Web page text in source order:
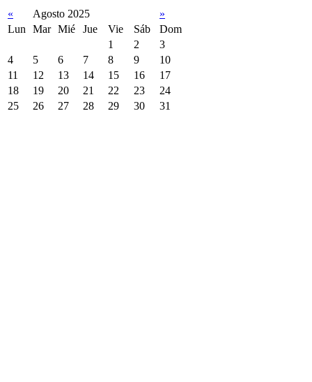
« Agosto 2025
»
Lun
Mar Mié Jue Vie Sáb
Dom
1
2
3
4
5 6 7 8 9
10
11
12 13 14 15 16
17
18
19 20 21 22 23
24
25
26 27 28 29 30 31